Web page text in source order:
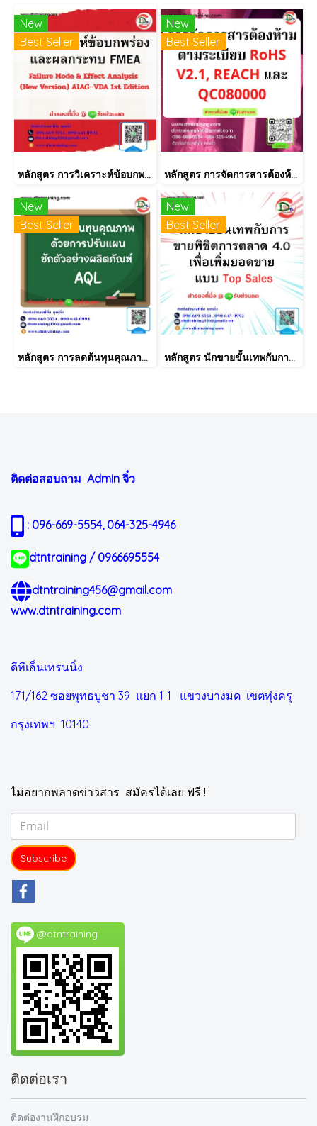
New
Best Seller
หลักสูตร การวิเคราะห์ข้อบกพร่องและผลกระทบ FMEA: Failure Mode & Effect Analysis (New Version) AIAG–VDA 1st Edition
New
Best Seller
หลักสูตร การจัดการสารต้องห้ามตามระเบียบ RoHS V2.1, REACH และ QC080000
New
Best Seller
หลักสูตร การลดต้นทุนคุณภาพด้วยการปรับแผนชักตัวอย่างผลิตภัณฑ์ AQL
New
Best Seller
หลักสูตร นักขายขั้นเทพกับการขายพิชิตการตลาด 4.0 เพื่อเพิ่มยอดขายแบบ Top Sales
ติดต่อสอบถาม Admin จิ๋ว
: 096-669-5554, 064-325-4946
dtntraining / 0966695554
dtntraining456@gmail.com
www.dtntraining.com
ดีทีเอ็นเทรนนิ่ง
171/162 ซอยพุทธบูชา 39 แยก 1-1 แขวงบางมด เขตทุ่งครุ
กรุงเทพฯ 10140
ไม่อยากพลาดข่าวสาร สมัครได้เลย ฟรี !!
Subscribe
@dtntraining
ติดต่อเรา
ติดต่องานฝึกอบรม